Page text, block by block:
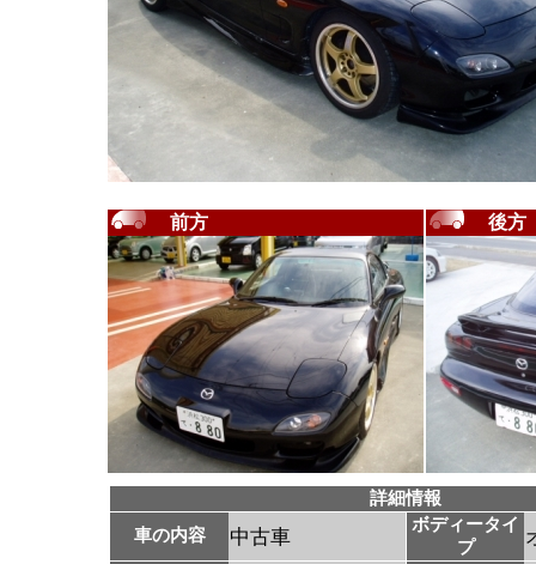
前方 後方
詳細情報
車の内容
中古車
ボディータイ
プ